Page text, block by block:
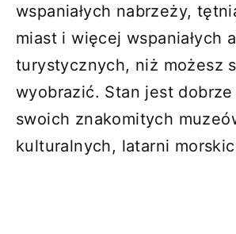
wspaniałych nabrzeży,
miast i więcej wspaniałych
turystycznych, niż możesz
wyobrazić. Stan jest
swoich znakomitych
kulturalnych, latarni